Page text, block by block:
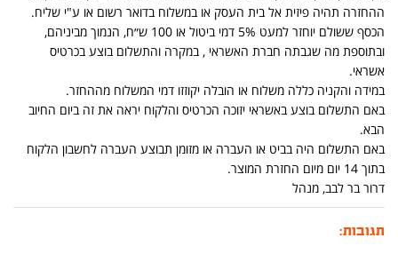
ההחזרה תהיה פיזית אל בית העסק או במשלוח בדואר רשום או ע"י שליח.
הכסף ששולם יוחזר למעט 5% דמי ביטול או 100 ש״ח, הנמוך מביניהם,
ובתוספת מה שגבתה חברת האשראי , במקרה והתשלום בוצע בכרטיס
אשראי.
במידה והקניה כללה משלוח או הובלה יקוזזו דמי המשלוח מההחזר.
באם התשלום בוצע באשראי יזוכה הכרטיס והלקוח יראה את זה ביום החיוב
הבא.
באם התשלום היה בביט או העברה או מזומן תבוצע העברה לחשבון הלקוח
בתוך 14 יום מיום החזרת המוצר.
דרור בר לבב, מנהל
תגובות: